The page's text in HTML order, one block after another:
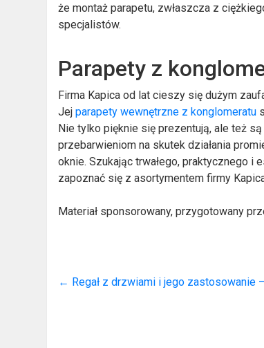
że montaż parapetu, zwłaszcza z
specjalistów.
Parapety z
Firma Kapica od lat cieszy się dużym
Jejparapety wewnętrzne z konglomeratu
Nie tylko pięknie się prezentują, ale też
przebarwieniom na skutek działania
oknie. Szukając trwałego, praktycznego i
zapoznać się z asortymentem firmy
Materiał sponsorowany, przygotowany
← Regał z drzwiami i jego zastosowanie